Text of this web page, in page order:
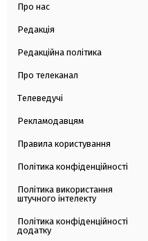
Про нас
Редакція
Редакційна політика
Про телеканал
Телеведучі
Рекламодавцям
Правила користування
Політика конфіденційності
Політика використання
штучного інтелекту
Політика конфіденційності
додатку